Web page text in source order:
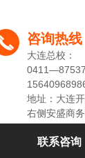
咨询热线
大连总校：
地址：大连
右侧安盛商
联系咨询